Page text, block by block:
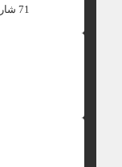
‎71 شارع محرم بك - محرم بك. الاسكندريه